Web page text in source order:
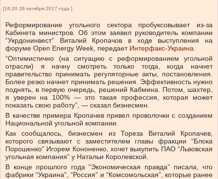
[16:20 26 октября 2017 года ]
Реформирование угольного сектора пробуксовывает из-за
Кабинета министров. Об этом заявил руководитель компании
“Укрдонинвест” Виталий Кропачов в ходе выступления на
форуме Open Energy Week, передает Интерфакс-Украина.
“Оптимистично (на ситуацию с реформированием угольной
отрасли) я начну смотреть только тогда, когда начнет
правительство принимать регуляторные акты, постановления.
Более резко начнет принимать решения. Эффективность нужно
поднять, в первую очередь, решений Кабмина. Потом, шахтер,
я уверен на 100% — это такая профессия, которая может
показать свою работу”, — сказал бизнесмен.
В качестве примера Кропачев привел проволочки с созданием
Национальной угольной компании.
Как сообщалось, бизнесмен из Тореза Виталий Кропачев,
которого связывают с заместителем главы фракции “Блока
Порошенко” Игорем Кононенко, хочет выкупить ПАО “Львовская
угольная компания” у Натальи Королевской.
В конце прошлого года “Экономическая правда” писала, что
фабрики “Украина”, “Россия” и “Комсомольская”, которые ранее